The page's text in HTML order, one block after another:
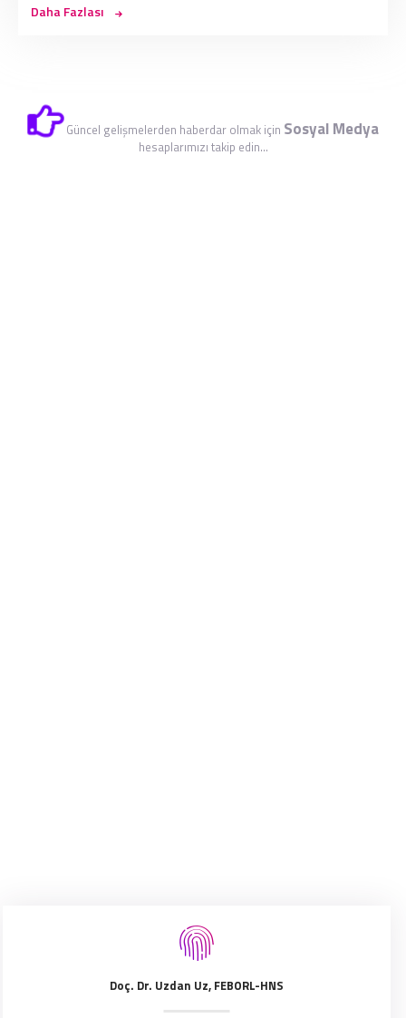
Daha Fazlası
Güncel gelişmelerden haberdar olmak için Sosyal Medya
hesaplarımızı takip edin...
Doç. Dr. Uzdan Uz, FEBORL-HNS